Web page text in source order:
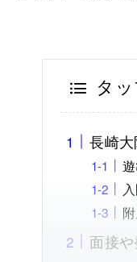
タ
長崎
面接